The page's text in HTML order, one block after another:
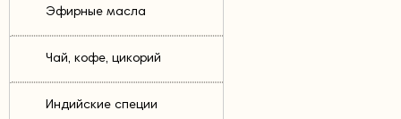
Эфирные масла
Чай, кофе, цикорий
Индийские специи